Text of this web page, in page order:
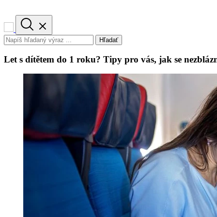
Hľadať
Let s dítětem do 1 roku? Tipy pro vás, jak se